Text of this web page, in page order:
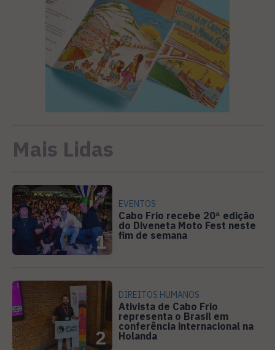
Mais Lidas
1
EVENTOS
Cabo Frio recebe 20ª edição
do Diveneta Moto Fest neste
fim de semana
2
DIREITOS HUMANOS
Ativista de Cabo Frio
representa o Brasil em
conferência internacional na
Holanda